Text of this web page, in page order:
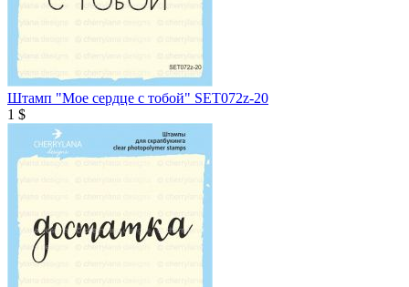
Штамп "Мое сердце с тобой" SET072z-20
1 $